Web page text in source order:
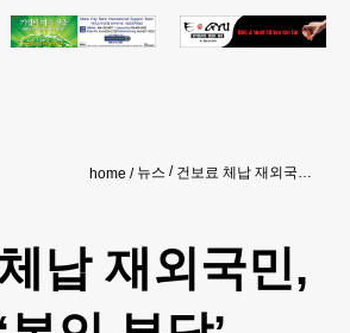
home 뉴스 건보료 체납 재외국민, 의료비 ‘본인 부담’
납 재외국민,